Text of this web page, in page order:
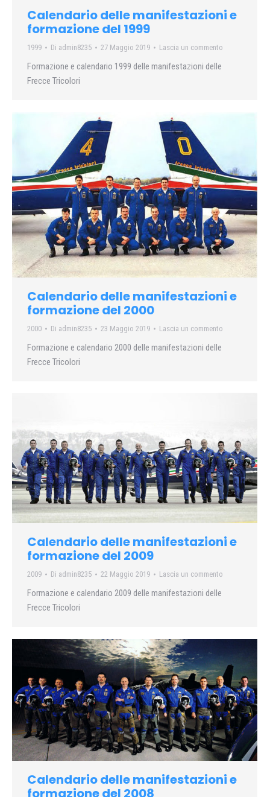
Calendario delle manifestazioni e
formazione del 1999
1999 Di admin8235 27 Maggio 2019 Lascia un commento
Formazione e calendario 1999 delle manifestazioni delle
Frecce Tricolori
Calendario delle manifestazioni e
formazione del 2000
2000 Di admin8235 23 Maggio 2019 Lascia un commento
Formazione e calendario 2000 delle manifestazioni delle
Frecce Tricolori
Calendario delle manifestazioni e
formazione del 2009
2009 Di admin8235 22 Maggio 2019 Lascia un commento
Formazione e calendario 2009 delle manifestazioni delle
Frecce Tricolori
Calendario delle manifestazioni e
formazione del 2008